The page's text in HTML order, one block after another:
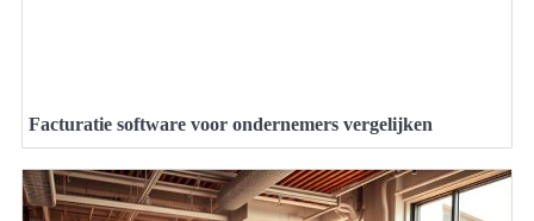
Facturatie software voor ondernemers vergelijken